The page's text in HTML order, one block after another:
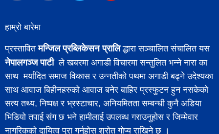
हाम्रो बारेमा
प्रस्तावितमन्जिल प्रब्लिकेसन प्रालिद्धारा सञ्चालित संचालित यस
नेपालगञ्ज पाटीले खबरमा अगाडी विचारमा सन्तुलित भन्ने नारा का
साथ मर्यादित समाज विकास र उन्नतीको पथमा अगाडी बढ्ने उदेश्यका
साथ आवाज बिहीनहरुको आवाज बनेर बाहिर प्रस्फुटन हुन नसकेको
सत्य तथ्य, निष्पक्ष र भ्रस्टाचार, अनियमितता सम्बन्धी कुनै अडिया
भिडियो तपाई संग छ भने हामीलाई उपलब्ध गराउनुहोस र जिम्मेवार
नागरिकको दायित्व पुरा गर्नुहोस श्रोत गोप्य राखिने छ ।